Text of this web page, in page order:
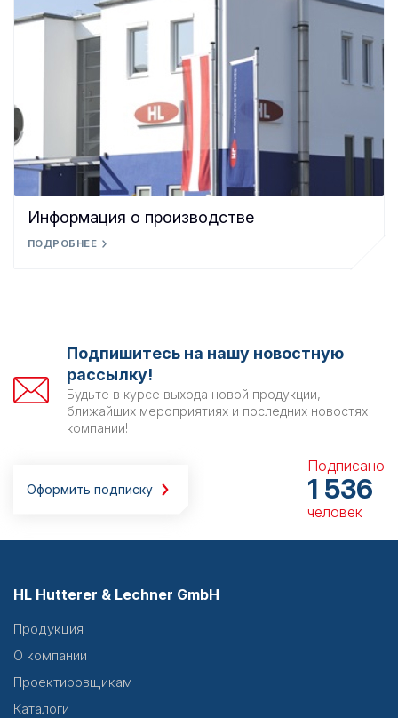
Информация о производстве
ПОДРОБНЕЕ
Подпишитесь на нашу новостную
рассылку!
Будьте в курсе выхода новой продукции,
ближайших мероприятиях и последних новостях
компании!
Оформить подписку
Подписано
1 536
человек
HL Hutterer & Lechner GmbH
Продукция
О компании
Проектировщикам
Каталоги